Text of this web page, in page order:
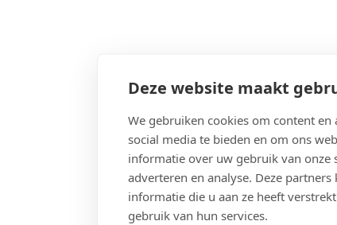
Deze website maakt
We gebruiken cookies om content
social media te bieden en om ons
informatie over uw gebruik van onze
adverteren en analyse. Deze
informatie die u aan ze heeft
gebruik van hun services.